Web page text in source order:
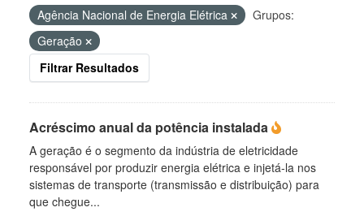
Agência Nacional de Energia Elétrica
Grupos:
Geração
Filtrar Resultados
Acréscimo anual da potência instalada
A geração é o segmento da indústria de eletricidade
responsável por produzir energia elétrica e injetá-la nos
sistemas de transporte (transmissão e distribuição) para
que chegue...